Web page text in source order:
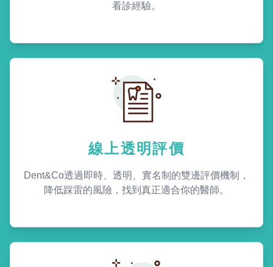
看診經驗。
線上透明評價
Dent&Co透過即時、透明、實名制的雙邊評價機制，
降低踩雷的風險，找到真正適合你的醫師。